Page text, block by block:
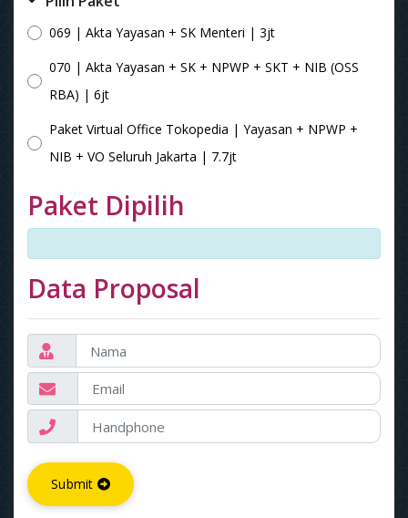
069 | Akta Yayasan + SK Menteri | 3jt
070 | Akta Yayasan + SK + NPWP + SKT + NIB (OSS
RBA) | 6jt
Paket Virtual Office Tokopedia | Yayasan + NPWP +
NIB + VO Seluruh Jakarta | 7.7jt
Paket Dipilih
Data Proposal
Submit